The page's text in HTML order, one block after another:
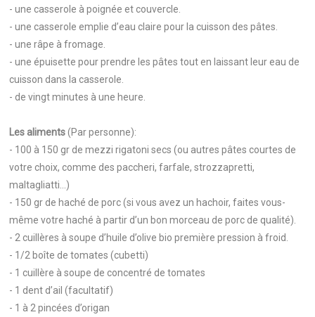
- une casserole à poignée et couvercle.
- une casserole emplie d’eau claire pour la cuisson des pâtes.
- une râpe à fromage.
- une épuisette pour prendre les pâtes tout en laissant leur eau de
cuisson dans la casserole.
- de vingt minutes à une heure.
Les aliments(Par personne):
- 100 à 150 gr de mezzi rigatoni secs (ou autres pâtes courtes de
votre choix, comme des paccheri, farfale, strozzapretti,
maltagliatti…)
- 150 gr de haché de porc (si vous avez un hachoir, faites vous-
même votre haché à partir d’un bon morceau de porc de qualité).
- 2 cuillères à soupe d’huile d’olive bio première pression à froid.
- 1/2 boîte de tomates (cubetti)
- 1 cuillère à soupe de concentré de tomates
- 1 dent d’ail (facultatif)
- 1 à 2 pincées d’origan